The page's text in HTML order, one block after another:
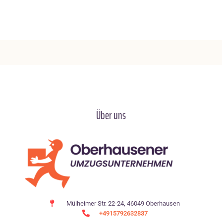
Über uns
Mülheimer Str. 22-24, 46049 Oberhausen
+4915792632837